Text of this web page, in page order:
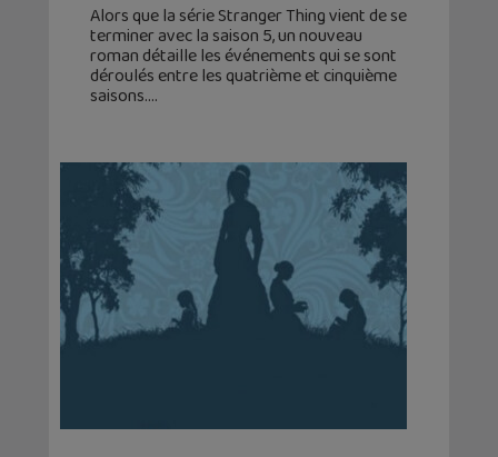
Alors que la série Stranger Thing vient de se
terminer avec la saison 5, un nouveau
roman détaille les événements qui se sont
déroulés entre les quatrième et cinquième
saisons.